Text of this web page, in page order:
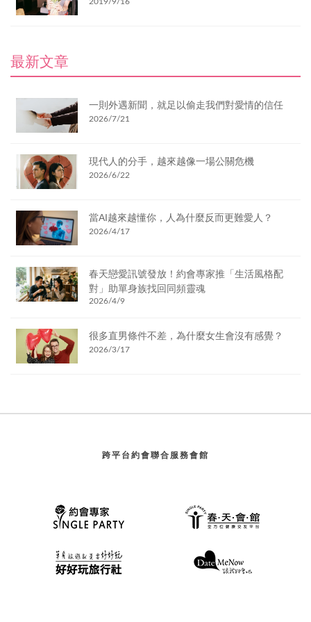
最新文章
一則外遇新聞，就足以偷走我們對愛情的信任
2026/7/21
現代人的分手，越來越像一場公關危機
2026/6/22
當AI越來越懂你，人為什麼反而更難愛人？
2026/4/17
春天戀愛訊號發放！約會專家推「生活風格配
對」助單身族找回同頻靈魂
2026/4/9
很多直男條件不差，為什麼女生會沒有感覺？
2026/3/17
跨平台約會聯合服務會館